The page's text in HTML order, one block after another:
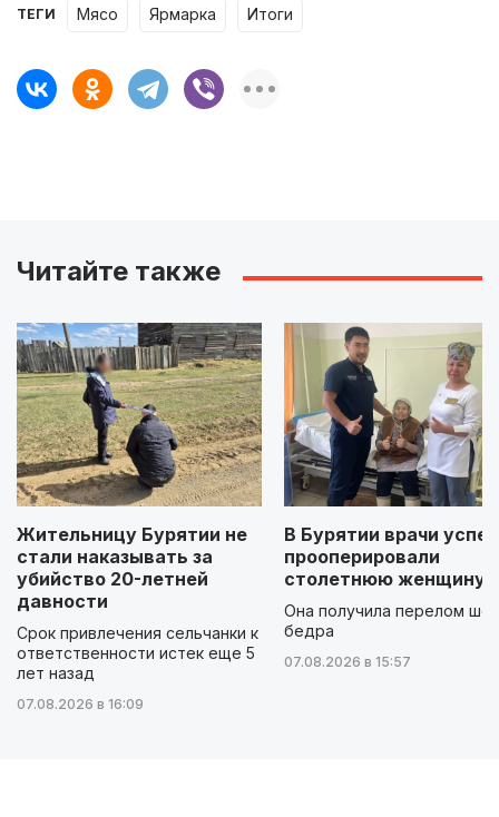
ТЕГИ мясо ярмарка итоги
Читайте также
Жительницу Бурятии не
стали наказывать за
убийство 20-летней
давности
Срок привлечения сельчанки к
ответственности истек еще 5
лет назад
07.08.2026 в 16:09
В Бурятии врачи
прооперировали
столетнюю женщину
Она получила перелом
бедра
07.08.2026 в 15:57